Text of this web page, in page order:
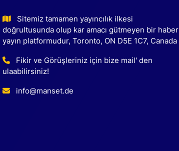
Sitemiz tamamen yayıncılık ilkesi
doğrultusunda olup kar amacı gütmeyen bir haber
yayın platformudur, Toronto, ON D5E 1C7, Canada
Fikir ve Görüşleriniz için bize mail' den
ulaabilirsiniz!
info@manset.de